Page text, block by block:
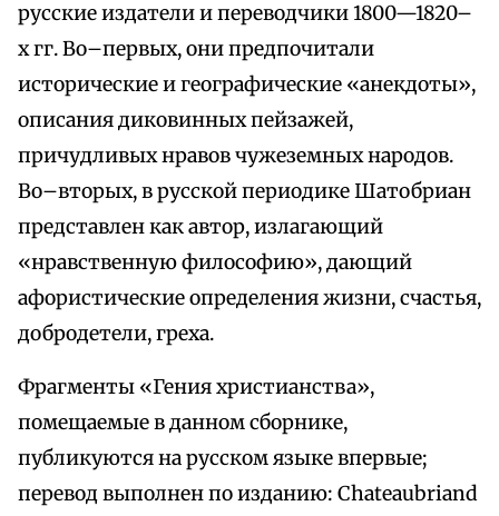
русские издатели и переводчики 1800—1820–
х гг. Во–первых, они предпочитали
исторические и географические «анекдоты»,
описания диковинных пейзажей,
причудливых нравов чужеземных народов.
Во–вторых, в русской периодике Шатобриан
представлен как автор, излагающий
«нравственную философию», дающий
афористические определения жизни, счастья,
добродетели, греха.
Фрагменты «Гения христианства»,
помещаемые в данном сборнике,
публикуются на русском языке впервые;
перевод выполнен по изданию: Chateaubriand